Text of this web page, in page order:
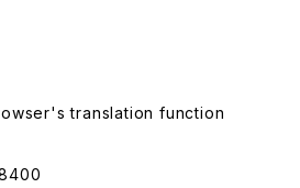
translation function